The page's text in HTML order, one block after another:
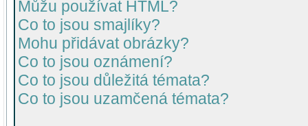
Můžu používat HTML?
Co to jsou smajlíky?
Mohu přidávat obrázky?
Co to jsou oznámení?
Co to jsou důležitá témata?
Co to jsou uzamčená témata?